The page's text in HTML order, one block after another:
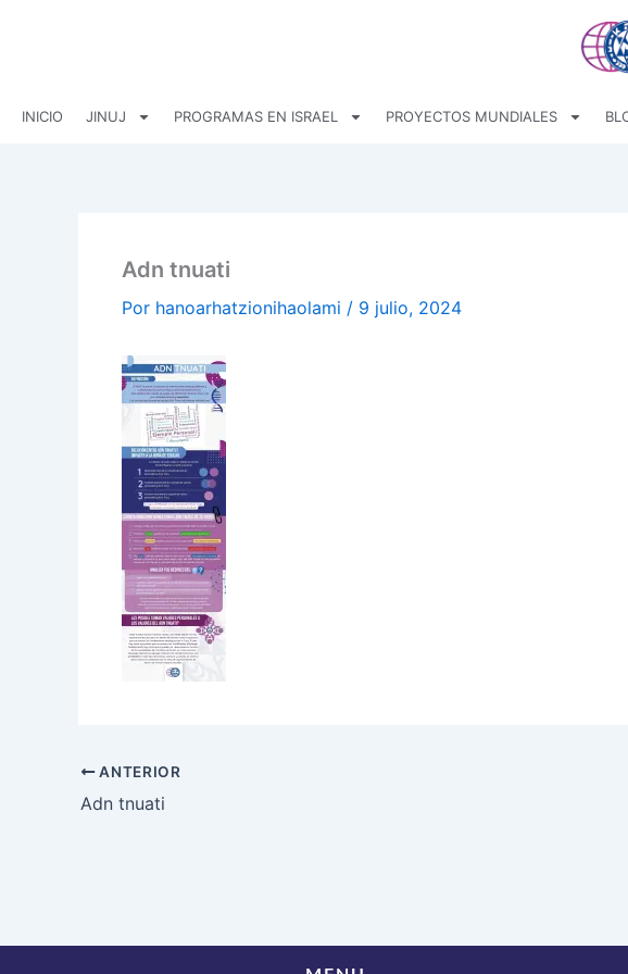
INICIO JINUJ PROGRAMAS EN ISRAEL PROYECTOS MUNDIALES
Adn tnuati
Por hanoarhatzionihaolami / 9 julio, 2024
ANTERIOR
Adn tnuati